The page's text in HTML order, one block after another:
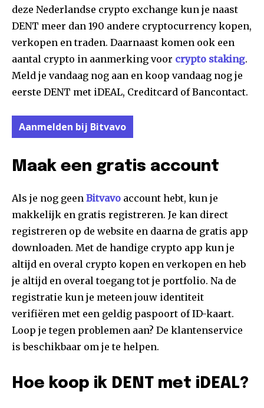
deze Nederlandse crypto exchange kun je naast
DENT meer dan 190 andere cryptocurrency kopen,
verkopen en traden. Daarnaast komen ook een
aantal crypto in aanmerking voor crypto staking.
Meld je vandaag nog aan en koop vandaag nog je
eerste DENT met iDEAL, Creditcard of Bancontact.
Aanmelden bij Bitvavo
Maak een gratis account
Als je nog geen Bitvavo account hebt, kun je
makkelijk en gratis registreren. Je kan direct
registreren op de website en daarna de gratis app
downloaden. Met de handige crypto app kun je
altijd en overal crypto kopen en verkopen en heb
je altijd en overal toegang tot je portfolio. Na de
registratie kun je meteen jouw identiteit
verifiëren met een geldig paspoort of ID-kaart.
Loop je tegen problemen aan? De klantenservice
is beschikbaar om je te helpen.
Hoe koop ik DENT met iDEAL?